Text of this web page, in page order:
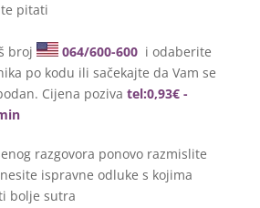
pitati
broj 064/600-600 i odaberite
po kodu ili sačekajte da Vam se
Cijena poziva tel:0,93€ -
razgovora ponovo razmislite
ispravne odluke s kojima
bolje sutra